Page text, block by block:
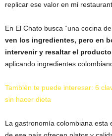
replicar ese valor en mi
En El Chato busca “una cocina
ven los ingredientes, pero en
intervenir y resaltar el producto
aplicando ingredientes
También te puede interesar: 6
sin hacer dieta
La gastronomía colombiana esta